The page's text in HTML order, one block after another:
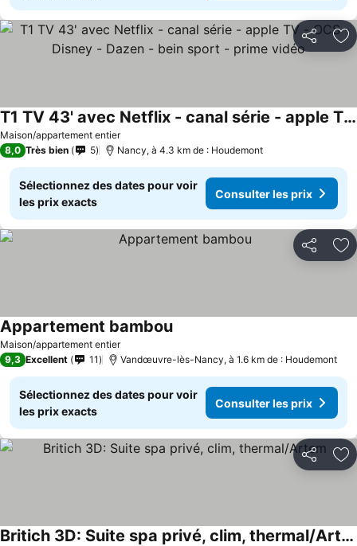
Partager
Maison/appartement entier
T1 TV 43' avec Netflix - canal série - apple TV - OCS - Disney - Dazen - bein sport - prime vidéo
8,0 Très bien 5 Nancy, à 4.3 km de : Houdemont
Sélectionnez des dates pour voir
les prix exacts
Consulter les prix
Partager
Maison/appartement entier
Appartement bambou
9,3 Excellent 11 Vandœuvre-lès-Nancy, à 1.6 km de : Houdemont
Sélectionnez des dates pour voir
les prix exacts
Consulter les prix
Partager
Britich 3D: Suite spa privé, clim, thermal/Artem